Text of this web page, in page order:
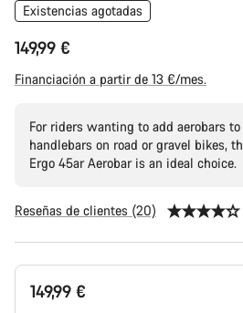
Existencias agotadas
149,99 €
Financiación a partir de 13 €/mes.
For riders wanting to add aerobars
handlebars on road or gravel bikes,
Ergo 45ar Aerobar is an ideal choice.
Reseñas de clientes (20)
Configuración
del149,99 €